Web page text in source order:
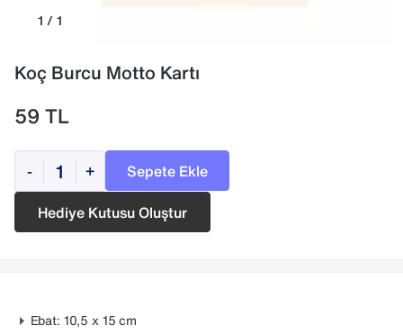
1 / 1
Koç Burcu Motto Kartı
59 TL
- +
Sepete Ekle
Hediye Kutusu Oluştur
Ebat: 10,5 ‌x 15 cm